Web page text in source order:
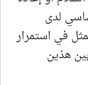
لدى
في استمرار
هذين